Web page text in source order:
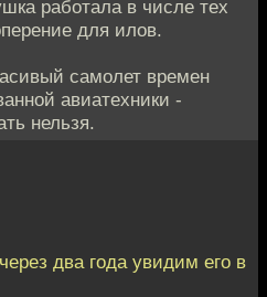
работала в числе тех
для илов.
самолет времен
авиатехники -
нельзя.
два года увидим его в